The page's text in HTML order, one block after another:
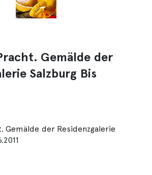
Gemälde der
Salzburg Bis
Gemälde der Residenzgalerie